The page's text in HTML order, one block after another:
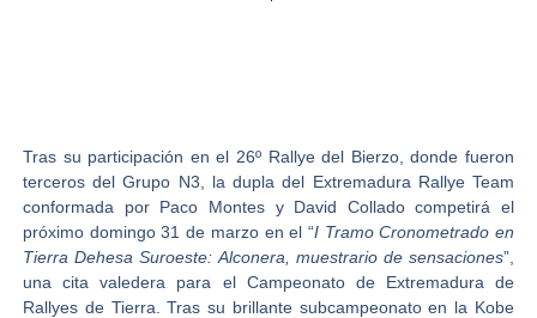
Tras su participación en el 26º Rallye del Bierzo, donde fueron
terceros del Grupo N3, la dupla del Extremadura Rallye Team
conformada por Paco Montes y David Colladocompetirá el
próximo domingo 31 de marzo en el “I Tramo Cronometrado en
Tierra Dehesa Suroeste: Alconera, muestrario de sensaciones”,
una cita valedera para el Campeonato de Extremadura de
Rallyes de Tierra . Tras su brillante subcampeonato en la Kobe